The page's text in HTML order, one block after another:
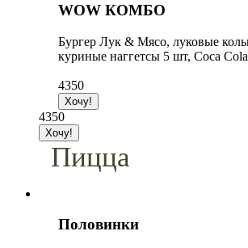
WOW КОМБО
Бургер Лук & Мясо, луковые
куриные наггетсы 5 шт, Coca
4350
4350
Пицца
Половинки